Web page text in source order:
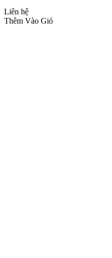
Liên hệ
Thêm Vào Giỏ